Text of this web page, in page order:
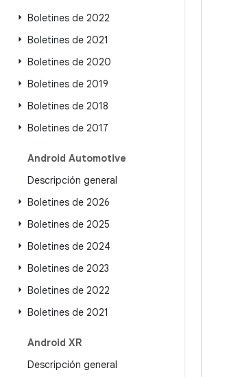
Boletines de 2022
Boletines de 2021
Boletines de 2020
Boletines de 2019
Boletines de 2018
Boletines de 2017
Android Automotive
Descripción general
Boletines de 2026
Boletines de 2025
Boletines de 2024
Boletines de 2023
Boletines de 2022
Boletines de 2021
Android XR
Descripción general